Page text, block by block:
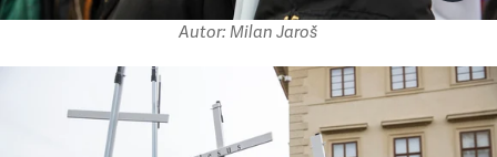
Autor: Milan Jaroš